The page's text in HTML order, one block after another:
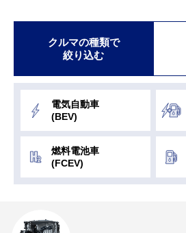
クルマの種類で
絞り込む
電気自動車
(BEV)
燃料電池車
(FCEV)